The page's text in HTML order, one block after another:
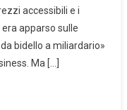
accessibili e i
apparso sulle
bidello a miliardario»
Ma […]